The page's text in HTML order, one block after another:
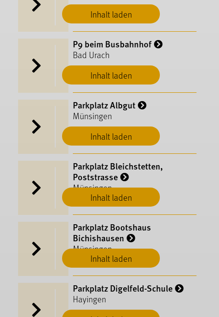
Inhalt laden
Inhalt laden
P9 beim Busbahnhof
Bad Urach
Inhalt laden
Parkplatz Albgut
Münsingen
Inhalt laden
Parkplatz Bleichstetten,
Poststrasse
Münsingen
Inhalt laden
Parkplatz Bootshaus
Bichishausen
Münsingen
Parkplatz Digelfeld-Schule
Hayingen